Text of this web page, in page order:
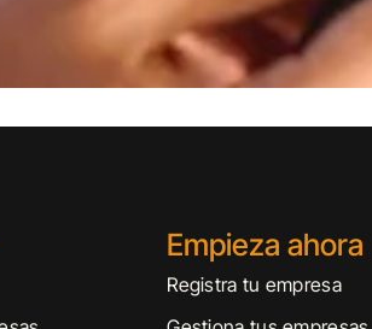
Empieza ahora
Registra tu empresa